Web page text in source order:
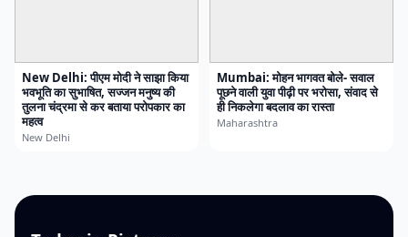
New Delhi: पीएम मोदी ने साझा किया
भवभूति का सुभाषित, सज्जन मनुष्य की
तुलना चंद्रमा से कर बताया परोपकार का
महत्व
New Delhi
Mumbai: मोहन भागवत बोले- सवाल
पूछने वाली युवा पीढ़ी पर भरोसा, संवाद से
ही निकलेगा बदलाव का रास्ता
Maharashtra